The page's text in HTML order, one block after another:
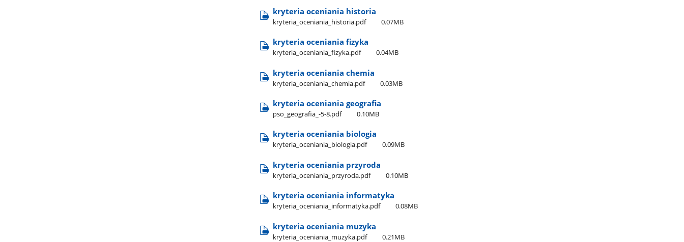
kryteria oceniania historia
kryteria​_oceniania​_historia.pdf 0.07MB
kryteria oceniania fizyka
kryteria​_oceniania​_fizyka.pdf 0.04MB
kryteria oceniania chemia
kryteria​_oceniania​_chemia.pdf 0.03MB
kryteria oceniania geografia
pso​_geografia​_-5-8.pdf 0.10MB
kryteria oceniania biologia
kryteria​_oceniania​_biologia.pdf 0.09MB
kryteria oceniania przyroda
kryteria​_oceniania​_przyroda.pdf 0.10MB
kryteria oceniania informatyka
kryteria​_oceniania​_informatyka.pdf 0.08MB
kryteria oceniania muzyka
kryteria​_oceniania​_muzyka.pdf 0.21MB